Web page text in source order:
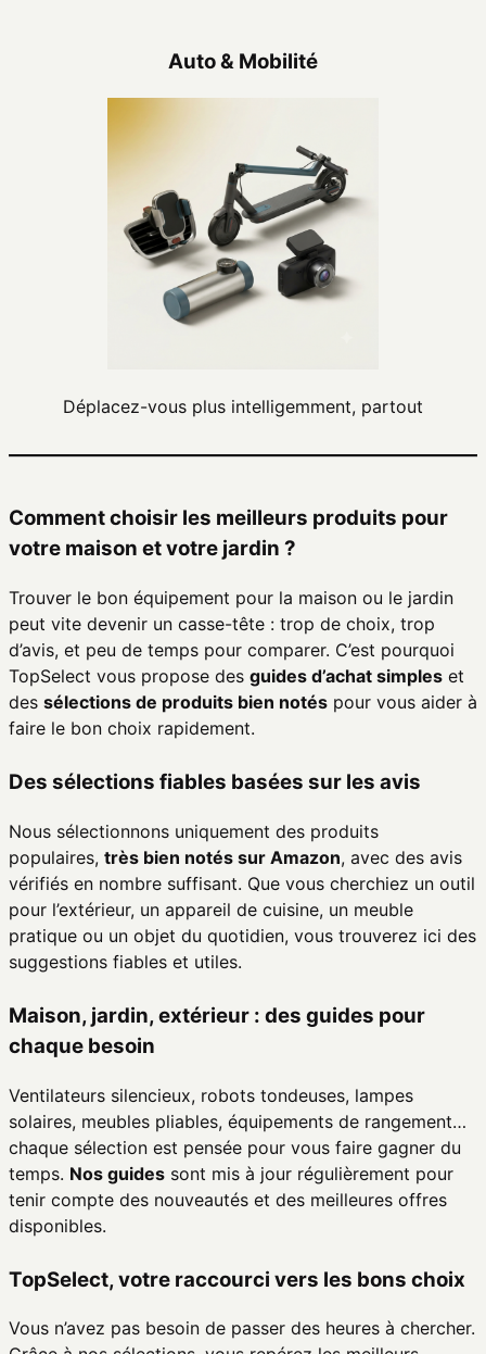
Auto & Mobilité
Déplacez-vous plus intelligemment, partout
Comment choisir les meilleurs produits pour
votre maison et votre jardin ?
Trouver le bon équipement pour la maison ou le jardin
peut vite devenir un casse-tête : trop de choix, trop
d’avis, et peu de temps pour comparer. C’est pourquoi
TopSelect vous propose des guides d’achat simples et
des sélections de produits bien notés pour vous aider à
faire le bon choix rapidement.
Des sélections fiables basées sur les avis
Nous sélectionnons uniquement des produits
populaires, très bien notés sur Amazon, avec des avis
vérifiés en nombre suffisant. Que vous cherchiez un outil
pour l’extérieur, un appareil de cuisine, un meuble
pratique ou un objet du quotidien, vous trouverez ici des
suggestions fiables et utiles.
Maison, jardin, extérieur : des guides pour
chaque besoin
Ventilateurs silencieux, robots tondeuses, lampes
solaires, meubles pliables, équipements de rangement…
chaque sélection est pensée pour vous faire gagner du
temps. Nos guides sont mis à jour régulièrement pour
tenir compte des nouveautés et des meilleures offres
disponibles.
TopSelect, votre raccourci vers les bons choix
Vous n’avez pas besoin de passer des heures à chercher.